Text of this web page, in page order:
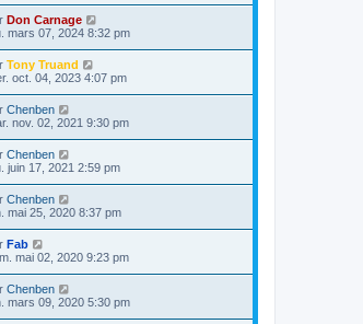
Don Carnage
mars 07, 2024 8:32 pm
Tony Truand
oct. 04, 2023 4:07 pm
Chenben
nov. 02, 2021 9:30 pm
Chenben
juin 17, 2021 2:59 pm
Chenben
mai 25, 2020 8:37 pm
Fab
mai 02, 2020 9:23 pm
Chenben
mars 09, 2020 5:30 pm